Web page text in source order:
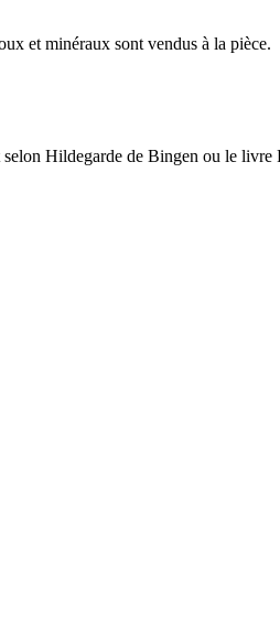
et minéraux sont vendus à la pièce.
Hildegarde de Bingen ou le livre